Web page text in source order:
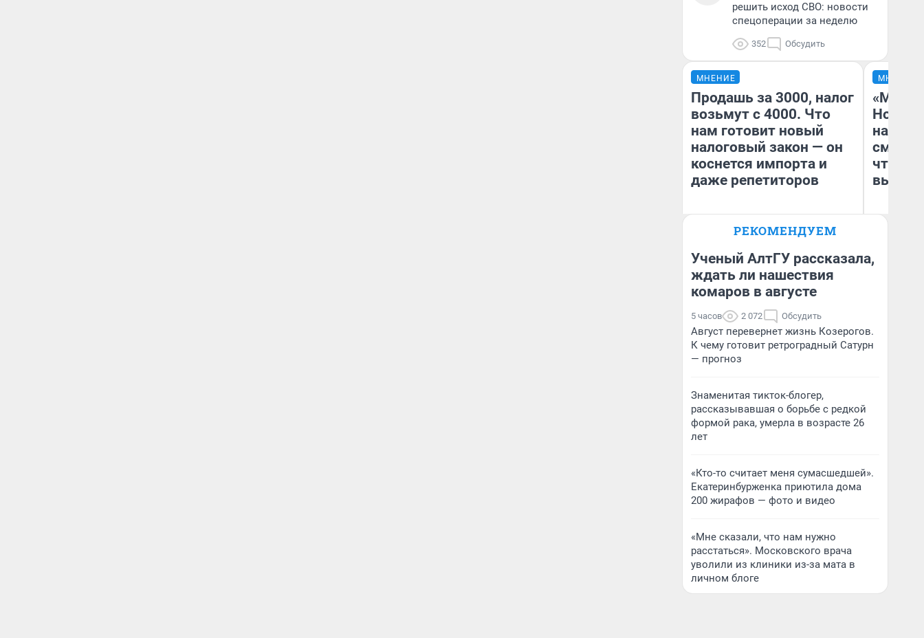
решить исход СВО: новости
спецоперации за неделю
352 Обсудить
МНЕНИЕ
Продашь за 3000, налог
возьмут с 4000. Что
нам готовит новый
налоговый закон — он
коснется импорта и
даже репетиторов
Анастасия Завгородняя
МНЕНИЕ
«Мы
чтобы
РЕКОМЕНДУЕМ
Ученый АлтГУ рассказала,
ждать ли нашествия
комаров в августе
5 часов 2 072 Обсудить
Август перевернет жизнь Козерогов.
К чему готовит ретроградный Сатурн
— прогноз
Знаменитая тикток-блогер,
рассказывавшая о борьбе с редкой
формой рака, умерла в возрасте 26
лет
«Кто-то считает меня сумасшедшей».
Екатеринбурженка приютила дома
200 жирафов — фото и видео
«Мне сказали, что нам нужно
расстаться». Московского врача
уволили из клиники из-за мата в
личном блоге